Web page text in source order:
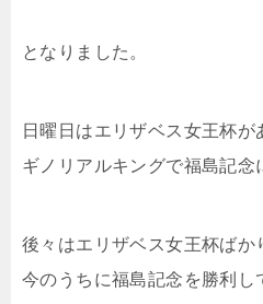
となりました。
日曜日はエリザベス女王杯
ギノリアルキングで福島記念
後々はエリザベス女王杯ばか
今のうちに福島記念を勝利し